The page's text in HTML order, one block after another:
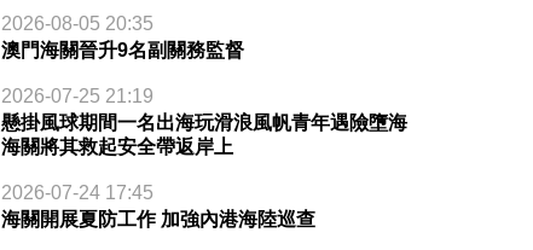
2026-08-05 20:35
澳門海關晉升9名副關務監督
2026-07-25 21:19
懸掛風球期間一名出海玩滑浪風帆青年遇險墮海
海關將其救起安全帶返岸上
2026-07-24 17:45
海關開展夏防工作 加強內港海陸巡查